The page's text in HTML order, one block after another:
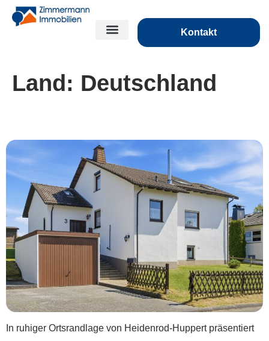
Kontakt
Land: Deutschland
In ruhiger Ortsrandlage von Heidenrod-Huppert präsentiert